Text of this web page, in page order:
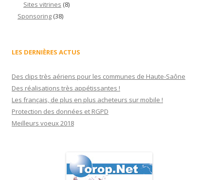
Sites vitrines (8)
Sponsoring (38)
LES DERNIÈRES ACTUS
Des clips très aériens pour les communes de Haute-Saône
Des réalisations très appétissantes !
Les français, de plus en plus acheteurs sur mobile !
Protection des données et RGPD
Meilleurs voeux 2018